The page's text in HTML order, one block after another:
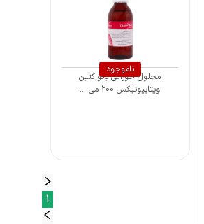
ناموجود
محلول خوراکی بکواکتین
ویتابیوتیکس 200 می ...
1